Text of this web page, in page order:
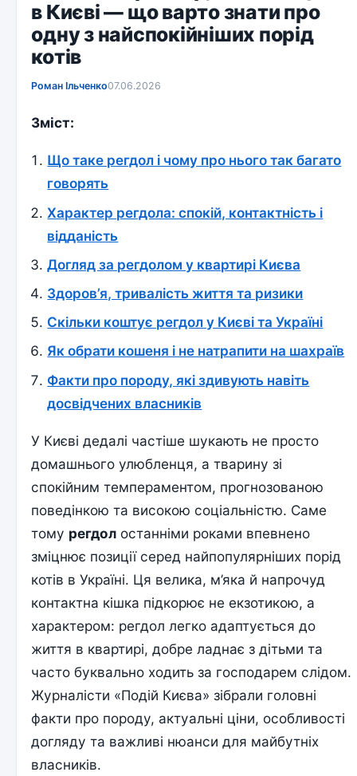
в Києві — що варто знати про
одну з найспокійніших порід
котів
Роман Ільченко07.06.2026
Зміст:
Що таке регдол і чому про нього так багато
говорять
Характер регдола: спокій, контактність і
відданість
Догляд за регдолом у квартирі Києва
Здоров’я, тривалість життя та ризики
Скільки коштує регдол у Києві та Україні
Як обрати кошеня і не натрапити на шахраїв
Факти про породу, які здивують навіть
досвідчених власників
У Києві дедалі частіше шукають не просто
домашнього улюбленця, а тварину зі
спокійним темпераментом, прогнозованою
поведінкою та високою соціальністю. Саме
тому регдол останніми роками впевнено
зміцнює позиції серед найпопулярніших порід
котів в Україні. Ця велика, м’яка й напрочуд
контактна кішка підкорює не екзотикою, а
характером: регдол легко адаптується до
життя в квартирі, добре ладнає з дітьми та
часто буквально ходить за господарем слідом.
Журналісти «Подій Києва» зібрали головні
факти про породу, актуальні ціни, особливості
догляду та важливі нюанси для майбутніх
власників.